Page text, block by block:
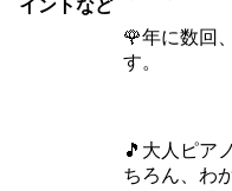
イントなど
🌹年に数回
す。
🎵大人ピア
ちろん、わ